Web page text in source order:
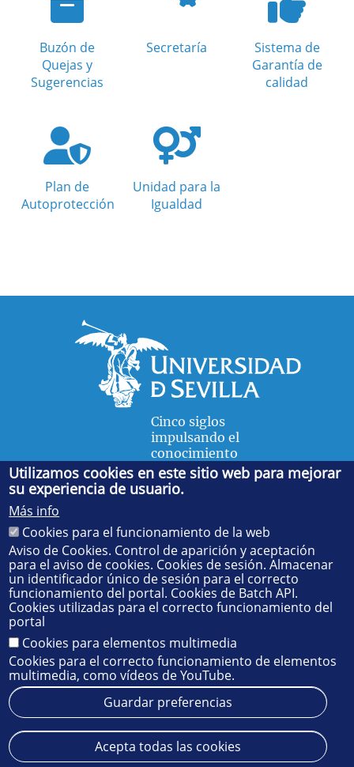
Buzón de
Quejas y
Sugerencias
Secretaría
Sistema de
Garantía de
calidad
Plan de
Autoprotección
Unidad para la
Igualdad
Cinco siglos
impulsando el
conocimiento
FACULTAD DE FÍSICA
Avda. de la Reina Mercedes, s/n. 41012 Sevilla. Tel.:
55 28 91. Administración:administradorfisica@us.es
Secretaría:jsecfisi@us.es- Decanato:ffisaog@us.es
Aviso legal Protección de datos
Cookies
© 2025SIC - Universidad de Sevilla
Utilizamos cookies en este sitio web para mejorar
su experiencia de usuario.
Más info
Cookies para el funcionamiento de la web
Aviso de Cookies. Control de aparición y aceptación
para el aviso de cookies. Cookies de sesión. Almacenar
un identificador único de sesión para el correcto
funcionamiento del portal. Cookies de Batch API.
Cookies utilizadas para el correcto funcionamiento del
portal
Cookies para elementos multimedia
Cookies para el correcto funcionamiento de elementos
multimedia, como vídeos de YouTube.
Guardar preferencias
Acepta todas las cookies